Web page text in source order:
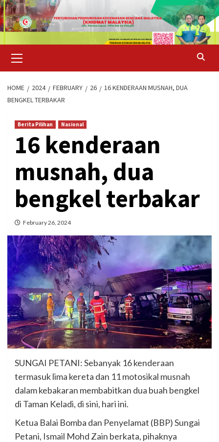
Skip
to
content
Menu
HOME 2024 FEBRUARY 26
16 KENDERAAN MUSNAH, DUA
BENGKEL TERBAKAR
Berita Pilihan Nasional
16 kenderaan
musnah, dua
bengkel terbakar
February 26, 2024
SUNGAI PETANI: Sebanyak 16 kenderaan
termasuk lima kereta dan 11 motosikal musnah
dalam kebakaran membabitkan dua buah bengkel
di Taman Keladi, di sini, hari ini.
Ketua Balai Bomba dan Penyelamat (BBP) Sungai
Petani, Ismail Mohd Zain berkata, pihaknya